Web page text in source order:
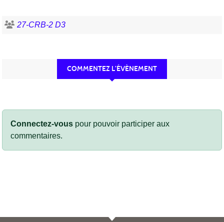
27-CRB-2 D3
COMMENTEZ L’ÉVÈNEMENT
Connectez-vous pour pouvoir participer aux
commentaires.